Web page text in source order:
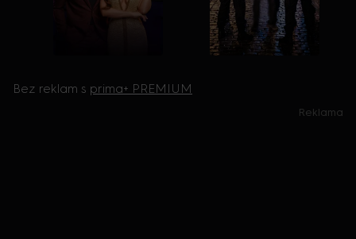
Bez reklam s prima+ PREMIUM
Reklama